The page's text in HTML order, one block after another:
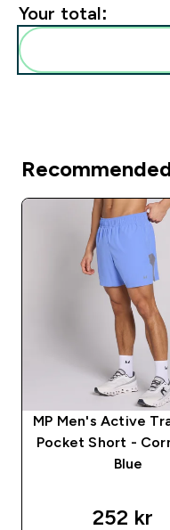
Your total:
MP Men's Active
Pocket Short -
Blue
252 kr‎